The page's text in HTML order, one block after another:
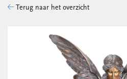
Terug naar het overzicht